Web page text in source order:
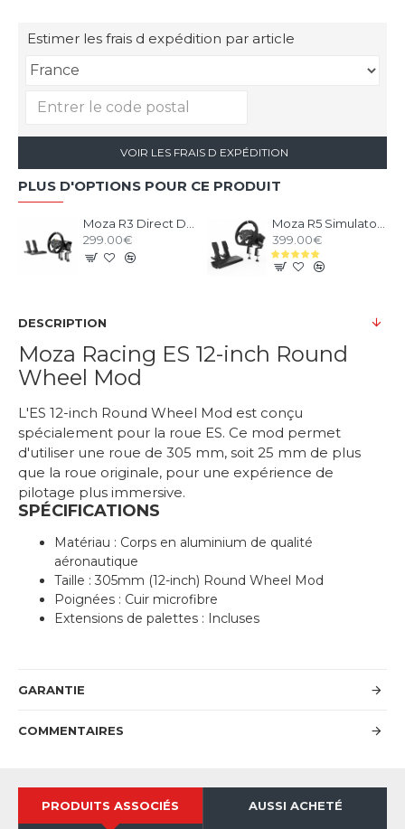
Estimer les frais d expédition par article
VOIR LES FRAIS D EXPÉDITION
PLUS D'OPTIONS POUR CE PRODUIT
299.00€
399.00€
DESCRIPTION
Moza Racing ES 12-inch Round
Wheel Mod
L'ES 12-inch Round Wheel Mod est conçu
spécialement pour la roue ES. Ce mod permet
d'utiliser une roue de 305 mm, soit 25 mm de plus
que la roue originale, pour une expérience de
pilotage plus immersive.
SPÉCIFICATIONS
Matériau : Corps en aluminium de qualité
aéronautique
Taille : 305mm (12-inch) Round Wheel Mod
Poignées : Cuir microfibre
Extensions de palettes : Incluses
GARANTIE
COMMENTAIRES
PRODUITS ASSOCIÉS AUSSI ACHETÉ